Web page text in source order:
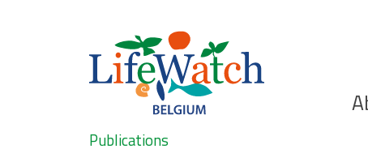
Search
Publications